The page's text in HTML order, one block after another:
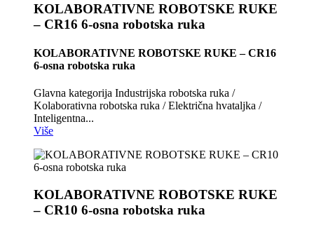
KOLABORATIVNE ROBOTSKE RUKE
– CR16 6-osna robotska ruka
KOLABORATIVNE ROBOTSKE RUKE – CR16
6-osna robotska ruka
Glavna kategorija Industrijska robotska ruka /
Kolaborativna robotska ruka / Električna hvataljka /
Inteligentna...
Više
KOLABORATIVNE ROBOTSKE RUKE
– CR10 6-osna robotska ruka